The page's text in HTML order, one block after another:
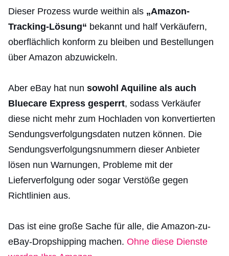
Dieser Prozess wurde weithin als „Amazon-
Tracking-Lösung“ bekannt und half Verkäufern,
oberflächlich konform zu bleiben und Bestellungen
über Amazon abzuwickeln.
Aber eBay hat nun sowohl Aquiline als auch
Bluecare Express gesperrt, sodass Verkäufer
diese nicht mehr zum Hochladen von konvertierten
Sendungsverfolgungsdaten nutzen können. Die
Sendungsverfolgungsnummern dieser Anbieter
lösen nun Warnungen, Probleme mit der
Lieferverfolgung oder sogar Verstöße gegen
Richtlinien aus.
Das ist eine große Sache für alle, die Amazon-zu-
eBay-Dropshipping machen. Ohne diese Dienste